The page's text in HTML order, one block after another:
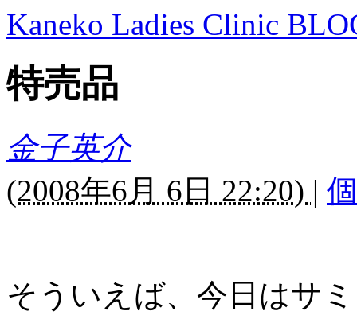
Kaneko Ladies Clinic
特売品
金子英介
(2008年6月 6日 22:20) |
そういえば、今日はサ